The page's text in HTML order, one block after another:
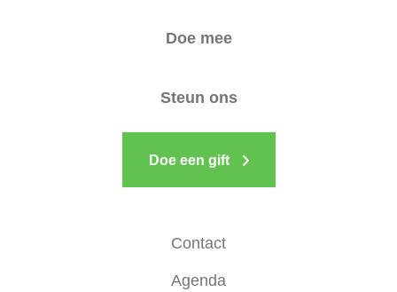
Doe mee
Steun ons
Doe een gift
Contact
Agenda